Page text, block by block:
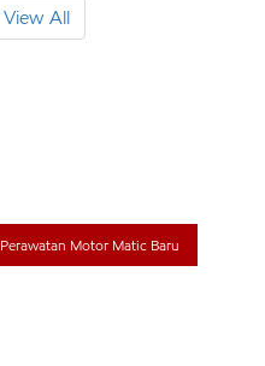
View All
Perawatan Motor Matic Baru